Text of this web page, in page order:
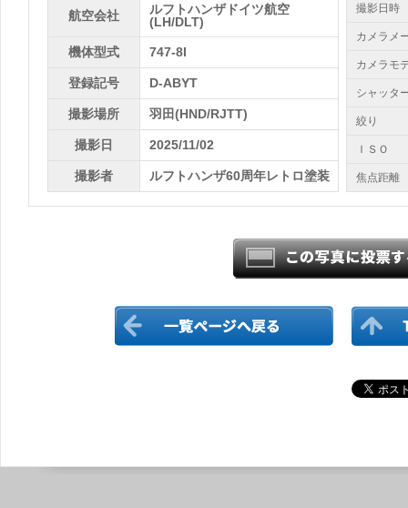
航空会社
ルフトハンザドイツ航空
(LH/DLT)
機体型式 747-8I
登録記号 D-ABYT
撮影場所 羽田(HND/RJTT)
撮影日 2025/11/02
撮影者 ルフトハンザ60周年レトロ塗装
撮影日時
カメラメ
カメラモ
シャッタ
絞り
ＩＳＯ
焦点距離